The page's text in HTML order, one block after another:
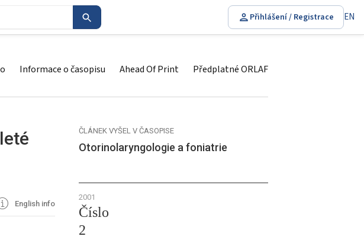
Přihlášení / Registrace EN
Informace o časopisu Ahead Of Print Předplatné ORLAF
English info
ČLÁNEK VYŠEL V ČASOPISE
Otorinolaryngologie a foniatrie
2001
Číslo
2